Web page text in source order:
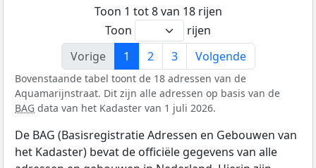
Toon 1 tot 8 van 18 rijen
Toon
rijen
Vorige
1 2 3 Volgende
Bovenstaande tabel toont de 18 adressen van de
Aquamarijnstraat. Dit zijn alle adressen op basis van de
BAG data van het Kadaster van 1 juli 2026.
De BAG (Basisregistratie Adressen en Gebouwen van
het Kadaster) bevat de officiële gegevens van alle